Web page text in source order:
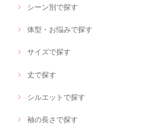
シーン別で探す
体型・お悩みで探す
サイズで探す
丈で探す
シルエットで探す
袖の長さで探す